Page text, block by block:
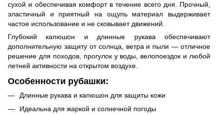
сухой и обеспечивая комфорт в течение всего дня. Прочный,
эластичный и приятный на ощупь материал выдерживает
частое использование и не сковывает движений.
Глубокий капюшон и длинные рукава обеспечивают
дополнительную защиту от солнца, ветра и пыли — отличное
решение для походов, прогулок у воды, велопоездок и любой
летней активности на открытом воздухе.
Особенности рубашки:
Длинные рукава и капюшон для защиты кожи
Идеальна для жаркой и солнечной погоды